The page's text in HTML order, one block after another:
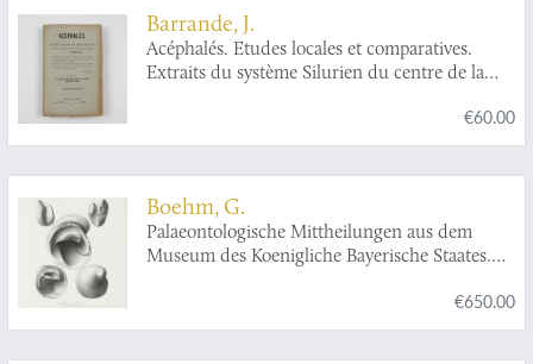
Barrande, J.
Acéphalés. Etudes locales et comparatives.
Extraits du système Silurien du centre de la
€60.00
Boehm, G.
Palaeontologische Mittheilungen aus dem
Museum des Koenigliche Bayerische Staates.
€650.00